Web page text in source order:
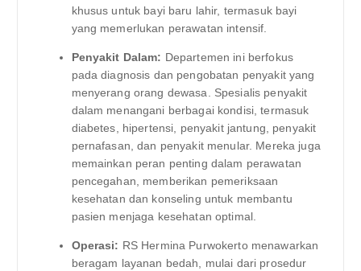
khusus untuk bayi baru lahir, termasuk bayi
yang memerlukan perawatan intensif.
Penyakit Dalam: Departemen ini berfokus
pada diagnosis dan pengobatan penyakit yang
menyerang orang dewasa. Spesialis penyakit
dalam menangani berbagai kondisi, termasuk
diabetes, hipertensi, penyakit jantung, penyakit
pernafasan, dan penyakit menular. Mereka juga
memainkan peran penting dalam perawatan
pencegahan, memberikan pemeriksaan
kesehatan dan konseling untuk membantu
pasien menjaga kesehatan optimal.
Operasi: RS Hermina Purwokerto menawarkan
beragam layanan bedah, mulai dari prosedur